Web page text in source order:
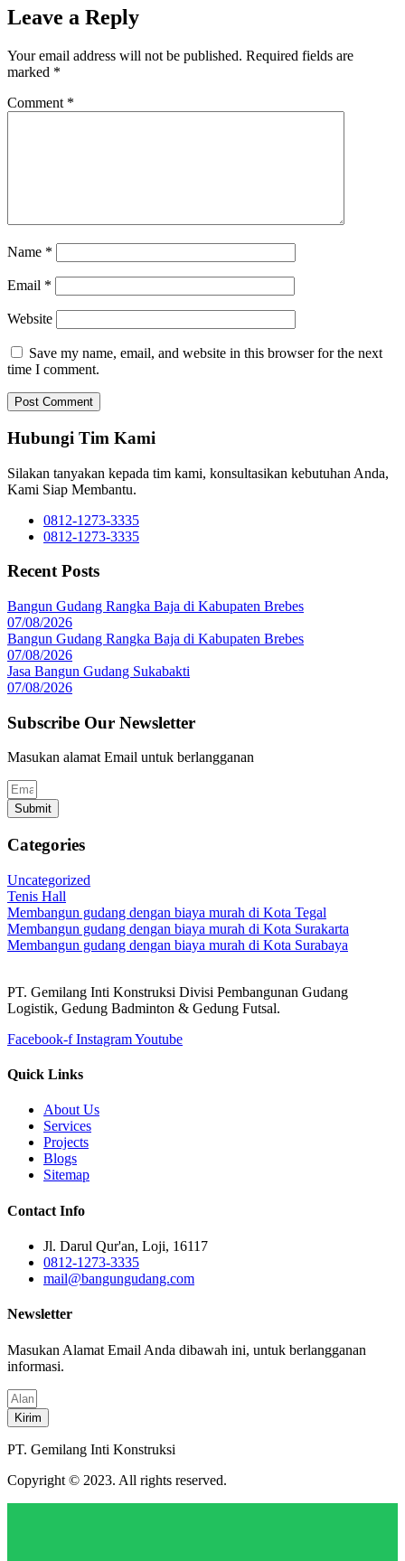
Leave a Reply
Your email address will not be published. Required fields are
marked *
Comment *
Name *
Email *
Website
Save my name, email, and website in this browser for the next
time I comment.
Hubungi Tim Kami
Silakan tanyakan kepada tim kami, konsultasikan kebutuhan Anda,
Kami Siap Membantu.
0812-1273-3335
0812-1273-3335
Recent Posts
Bangun Gudang Rangka Baja di Kabupaten Brebes
07/08/2026
Bangun Gudang Rangka Baja di Kabupaten Brebes
07/08/2026
Jasa Bangun Gudang Sukabakti
07/08/2026
Subscribe Our Newsletter
Masukan alamat Email untuk berlangganan
Submit
Categories
Uncategorized
Tenis Hall
Membangun gudang dengan biaya murah di Kota Tegal
Membangun gudang dengan biaya murah di Kota Surakarta
Membangun gudang dengan biaya murah di Kota Surabaya
PT. Gemilang Inti Konstruksi Divisi Pembangunan Gudang
Logistik, Gedung Badminton & Gedung Futsal.
Facebook-f InstagramYoutube
Quick Links
About Us
Services
Projects
Blogs
Sitemap
Contact Info
Jl. Darul Qur'an, Loji, 16117
0812-1273-3335
mail@bangungudang.com
Newsletter
Masukan Alamat Email Anda dibawah ini, untuk berlangganan
informasi.
Kirim
PT. Gemilang Inti Konstruksi
Copyright © 2023. All rights reserved.